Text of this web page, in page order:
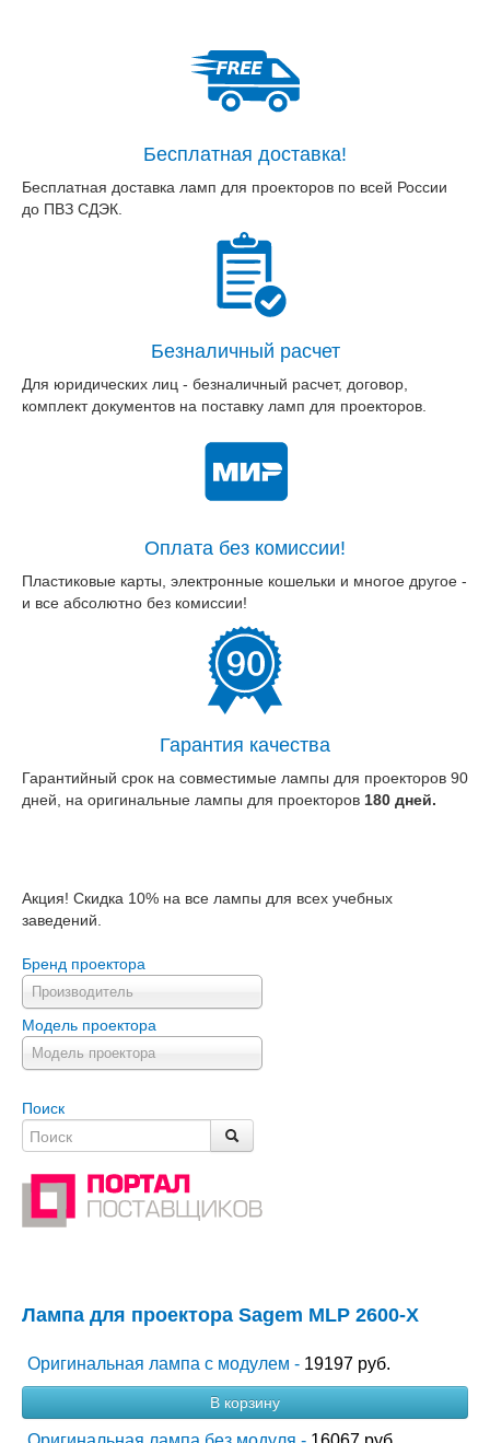
Бесплатная доставка!
Бесплатная доставка ламп для проекторов по всей России
до ПВЗ СДЭК.
Безналичный расчет
Для юридических лиц - безналичный расчет, договор,
комплект документов на поставку ламп для проекторов.
Оплата без комиссии!
Пластиковые карты, электронные кошельки и многое другое -
и все абсолютно без комиссии!
Гарантия качества
Гарантийный срок на совместимые лампы для проекторов 90
дней, на оригинальные лампы для проекторов 180 дней.
Акция! Скидка 10% на все лампы для всех учебных
заведений.
Бренд проектора
Производитель
Модель проектора
Модель проектора
Поиск
Лампа для проектора Sagem MLP 2600-X
Оригинальная лампа с модулем - 19197 руб.
В корзину